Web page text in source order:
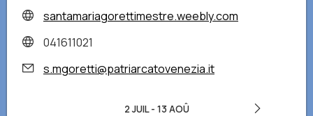
santamariagorettimestre.weebly.com
041611021
s.mgoretti@patriarcatovenezia.it
2 JUIL- 13 AOÛ